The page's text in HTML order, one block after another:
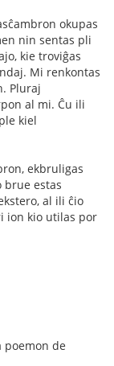
okupas
nin sentas pli
kie troviĝas
Mi renkontas
Pluraj
al mi. Ĉu ili
kiel
ekbruligas
brue estas
al ili ĉio
ion kio utilas por
poemon de